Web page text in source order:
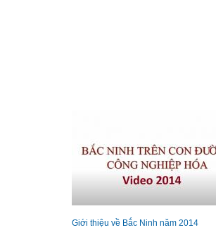
Giới thiệu về Bắc Ninh năm 2014